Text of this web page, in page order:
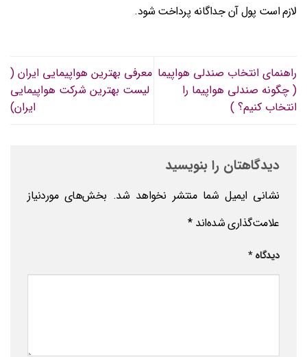
لازم است پول آن جداگانه پرداخت شود.
راهنمای انتخاب صندلی هواپیما
( چگونه صندلی هواپیما را
انتخاب کنیم؟ )
معرفی بهترین هواپیمایی ایران (
لیست بهترین شرکت هواپیمایی
ایران)
دیدگاهتان را بنویسید
نشانی ایمیل شما منتشر نخواهد شد. بخش‌های موردنیاز
علامت‌گذاری شده‌اند*
دیدگاه*